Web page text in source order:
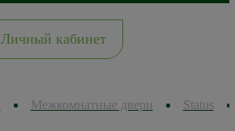
Личный кабинет
Межкомнатные двери Status